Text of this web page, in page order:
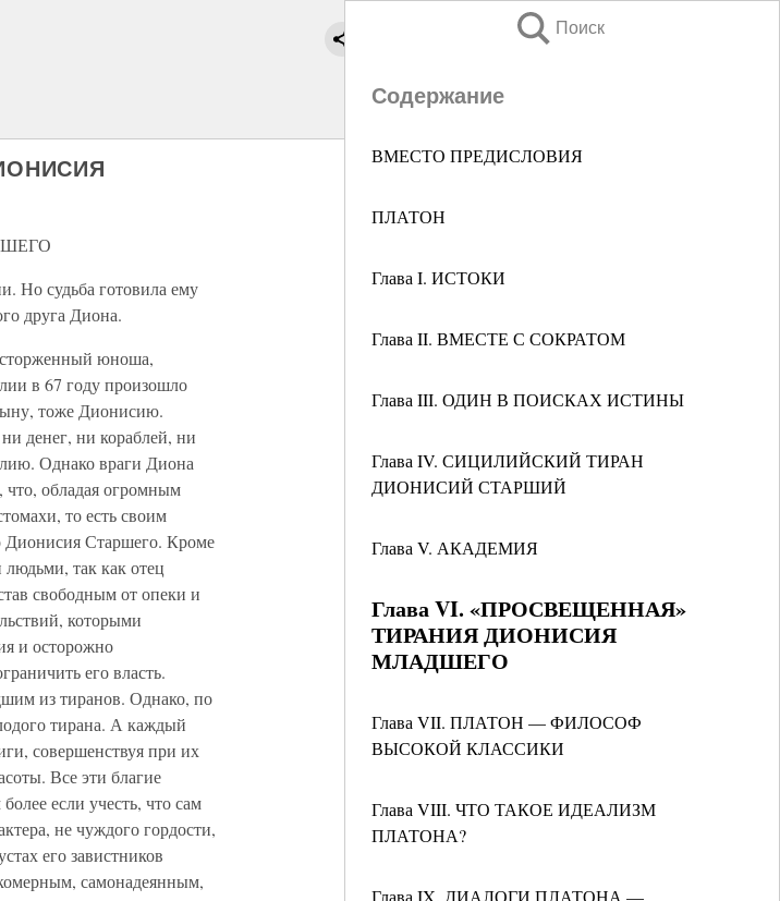
Поиск
Содержание
ВМЕСТО ПРЕДИСЛОВИЯ
ПЛАТОН
Глава I. ИСТОКИ
Глава II. ВМЕСТЕ С СОКРАТОМ
Глава III. ОДИН В ПОИСКАХ ИСТИНЫ
Глава IV. СИЦИЛИЙСКИЙ ТИРАН
ДИОНИСИЙ СТАРШИЙ
Глава V. АКАДЕМИЯ
Глава VI. «ПРОСВЕЩЕННАЯ»
ТИРАНИЯ ДИОНИСИЯ
МЛАДШЕГО
Глава VII. ПЛАТОН — ФИЛОСОФ
ВЫСОКОЙ КЛАССИКИ
Глава VIII. ЧТО ТАКОЕ ИДЕАЛИЗМ
ПЛАТОНА?
Глава IX. ДИАЛОГИ ПЛАТОНА —
Но судьба готовила ему
друга Диона.
юноша,
в 67 году произошло
тоже Дионисию.
денег, ни кораблей, ни
Однако враги Диона
обладая огромным
то есть своим
Старшего. Кроме
так как отец
свободным от опеки и
которыми
и осторожно
его власть.
из тиранов. Однако, по
тирана. А каждый
совершенствуя при их
Все эти благие
если учесть, что сам
не чуждого гордости,
его завистников
самонадеянным,